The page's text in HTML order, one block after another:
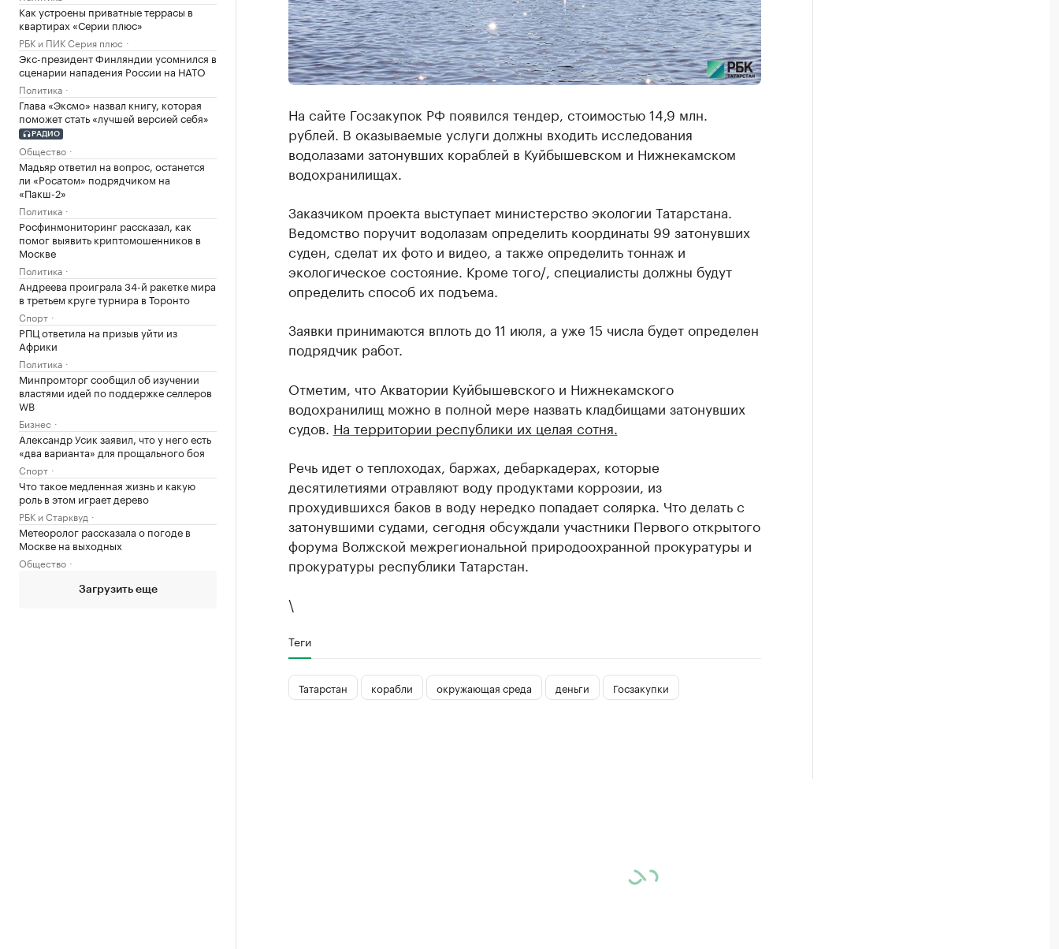
Как устроены приватные террасы в
квартирах «Серии плюс»
РБК и ПИК Серия плюс
Экс-президент Финляндии усомнился в
сценарии нападения России на НАТО
Политика
Глава «Эксмо» назвал книгу, которая
поможет стать «лучшей версией себя»
РАДИО
Общество
Мадьяр ответил на вопрос, останется
ли «Росатом» подрядчиком на
«Пакш-2»
Политика
Росфинмониторинг рассказал, как
помог выявить криптомошенников в
Москве
Политика
Андреева проиграла 34-й ракетке мира
в третьем круге турнира в Торонто
Спорт
РПЦ ответила на призыв уйти из
Африки
Политика
Минпромторг сообщил об изучении
властями идей по поддержке селлеров
WB
Бизнес
Александр Усик заявил, что у него есть
«два варианта» для прощального боя
Спорт
Что такое медленная жизнь и какую
роль в этом играет дерево
РБК и Старквуд
Метеоролог рассказала о погоде в
Москве на выходных
Общество
Загрузить еще
На сайте Госзакупок РФ появился тендер, стоимостью 14,9 млн.
рублей. В оказываемые услуги должны входить исследования
водолазами затонувших кораблей в Куйбышевском и Нижнекамском
водохранилищах.
Заказчиком проекта выступает министерство экологии Татарстана.
Ведомство поручит водолазам определить координаты 99 затонувших
суден, сделат их фото и видео, а также определить тоннаж и
экологическое состояние. Кроме того/, специалисты должны будут
определить способ их подъема.
Заявки принимаются вплоть до 11 июля, а уже 15 числа будет определен
подрядчик работ.
Отметим, что Акватории Куйбышевского и Нижнекамского
водохранилищ можно в полной мере назвать кладбищами затонувших
судов. На территории республики их целая сотня.
Речь идет о теплоходах, баржах, дебаркадерах, которые
десятилетиями отравляют воду продуктами коррозии, из
прохудившихся баков в воду нередко попадает солярка. Что делать с
затонувшими судами, сегодня обсуждали участники Первого открытого
форума Волжской межрегиональной природоохранной прокуратуры и
прокуратуры республики Татарстан.
\
Теги
Татарстан корабли окружающая среда деньги Госзакупки